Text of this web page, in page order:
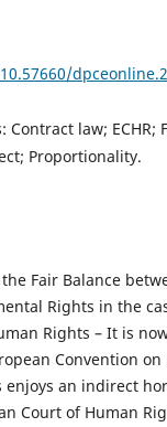
Contract law; ECHR;
Proportionality.
Fair Balance
Rights in the
Rights – It is
Convention on
enjoys an indirect
Court of Human